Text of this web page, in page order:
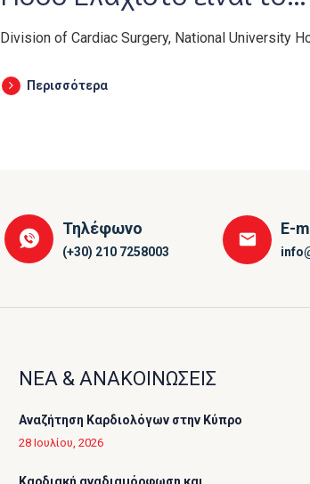
Division of Cardiac Surgery, National University
Περισσότερα
Τηλέφωνο
(+30) 210 7258003
E-
ΝΕΑ & ΑΝΑΚΟΙΝΩΣΕΙΣ
Αναζήτηση Καρδιολόγων στην Κύπρο
28 Ιουλίου, 2026